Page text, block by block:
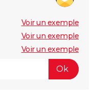
Voir un exemple
Voir un exemple
Voir un exemple